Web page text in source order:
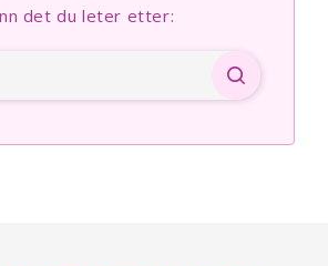
det du leter etter: